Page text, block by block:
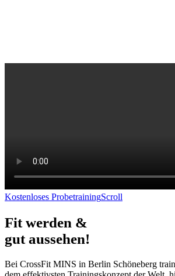
Kostenloses ProbetrainingScroll
Fit werden &
gut aussehen!
Bei CrossFit MINS in Berlin Schöneberg